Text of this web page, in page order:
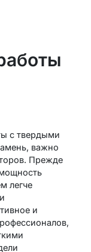
с твердыми
важно
Прежде
легче
и